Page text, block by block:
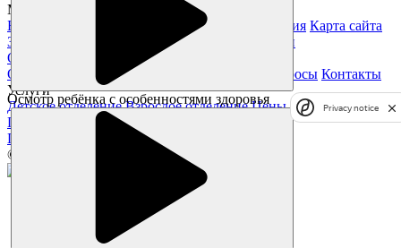
Осмотр ребёнка с особенностями здоровья
Magickids Новосибирск, 2026
Благотворительность
Юридическая информация Карта сайта
Заявление на получение справки из налоговой
О нас
О клинике
Специалисты Частые вопросы Контакты
Услуги
Детское отделение Взрослое отделение Цены
Полезное
Памятка пациента
Статьи
© Все права защищены.
Privacy notice